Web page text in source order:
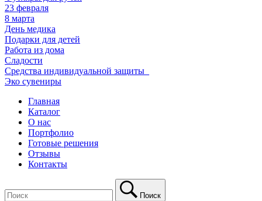
23 февраля
8 марта
День медика
Подарки для детей
Работа из дома
Сладости
Средства индивидуальной защиты_
Эко сувениры
Главная
Каталог
О нас
Портфолио
Готовые решения
Отзывы
Контакты
Поиск